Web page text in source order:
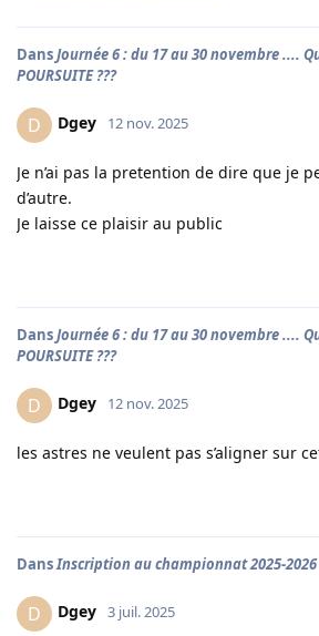
DansJournée 6 : du 17 au 30 novembre ....
POURSUITE ???
D Dgey 12 nov. 2025
Je n’ai pas la pretention de dire que je
d’autre.
Je laisse ce plaisir au public
DansJournée 6 : du 17 au 30 novembre ....
POURSUITE ???
D Dgey 12 nov. 2025
les astres ne veulent pas s’aligner sur
DansInscription au championnat 2025-2026
D Dgey 3 juil. 2025